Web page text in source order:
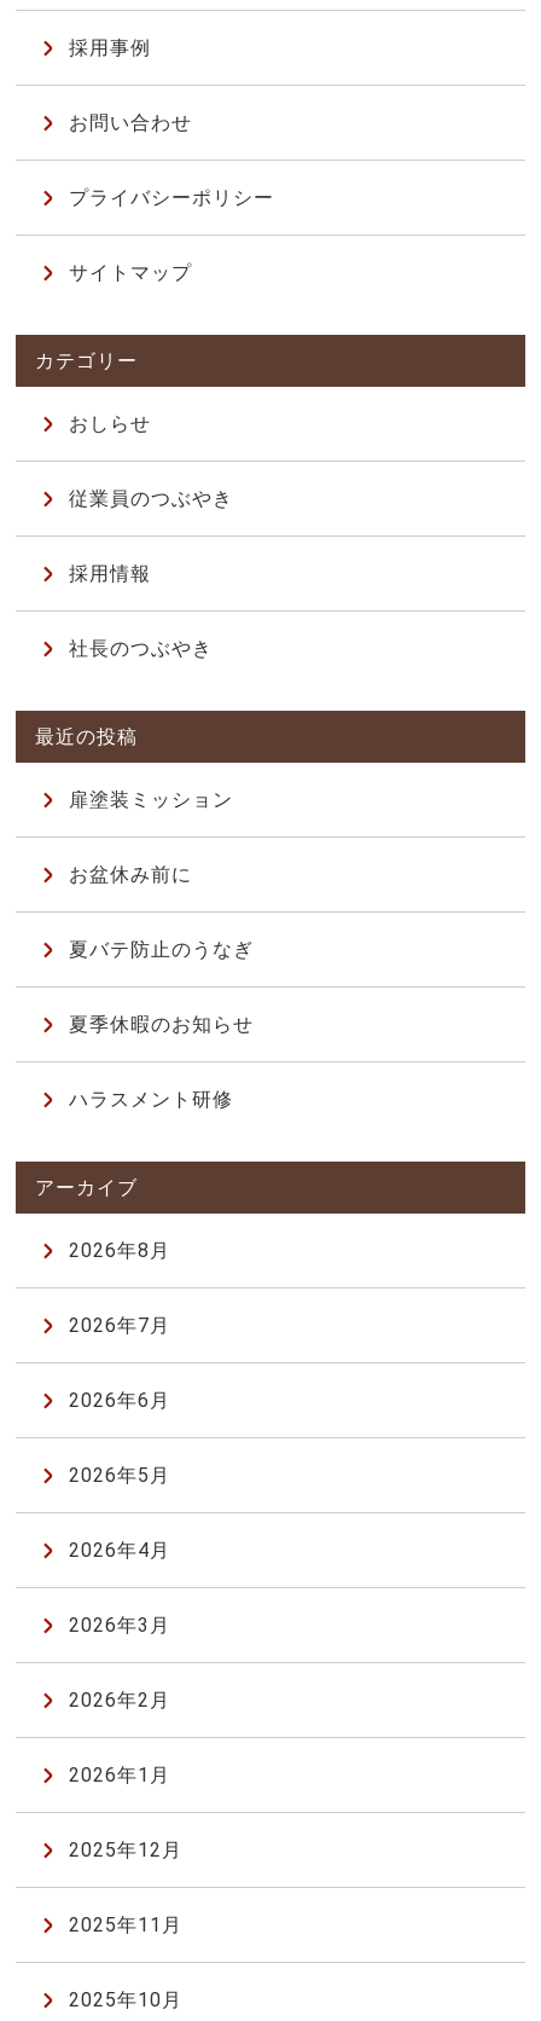
採用事例
お問い合わせ
プライバシーポリシー
サイトマップ
おしらせ
従業員のつぶやき
採用情報
社長のつぶやき
扉塗装ミッション
お盆休み前に
夏バテ防止のうなぎ
夏季休暇のお知らせ
ハラスメント研修
2026年8月
2026年7月
2026年6月
2026年5月
2026年4月
2026年3月
2026年2月
2026年1月
2025年12月
2025年11月
2025年10月